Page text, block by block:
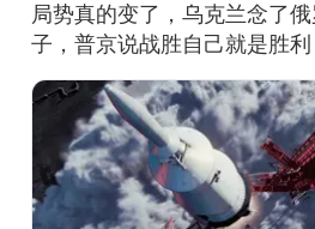
局势真的变了，乌克兰念了
子，普京说战胜自己就是胜利